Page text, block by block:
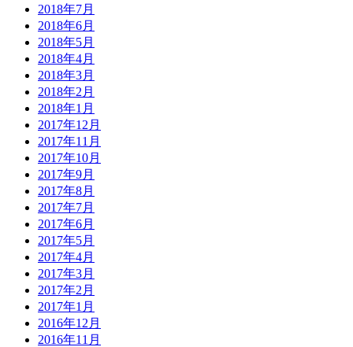
2018年7月
2018年6月
2018年5月
2018年4月
2018年3月
2018年2月
2018年1月
2017年12月
2017年11月
2017年10月
2017年9月
2017年8月
2017年7月
2017年6月
2017年5月
2017年4月
2017年3月
2017年2月
2017年1月
2016年12月
2016年11月